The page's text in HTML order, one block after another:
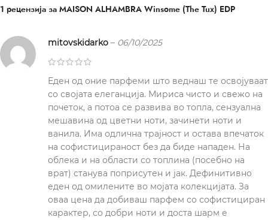
1 рецензија за MAISON ALHAMBRA Winsome (The Tux) EDP
mitovskidarko – 06/10/2025
Еден од оние парфеми што веднаш те освојуваат
со својата елеганција. Мириса чисто и свежо на
почеток, а потоа се развива во топла, сензуална
мешавина од цветни ноти, зачинети ноти и
ванила. Има одлична трајност и остава впечаток
на софистицираност без да биде нападен. На
облека и на области со топлина (посебно на
врат) станува поприсутен и јак. Дефинитивно
еден од омилените во мојата колекцијата. За
оваа цена да добиваш парфем со софистициран
карактер, со добри ноти и доста шарм е